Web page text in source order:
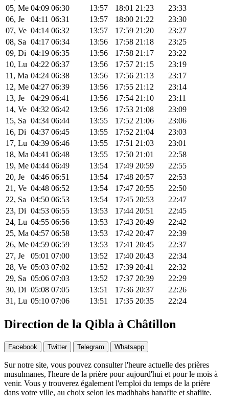
05, Me 04:09 06:30 13:57 18:01 21:23
23:33
06, Je
04:11 06:31 13:57 18:00 21:22
23:30
07, Ve 04:14 06:32 13:57 17:59 21:20
23:27
08, Sa 04:17 06:34 13:56 17:58 21:18
23:25
09, Di 04:19 06:35 13:56 17:58 21:17
23:22
10, Lu 04:22 06:37 13:56 17:57 21:15
23:19
11, Ma 04:24 06:38 13:56 17:56 21:13
23:17
12, Me 04:27 06:39 13:56 17:55 21:12
23:14
13, Je
04:29 06:41 13:56 17:54 21:10
23:11
14, Ve 04:32 06:42 13:56 17:53 21:08
23:09
15, Sa 04:34 06:44 13:55 17:52 21:06
23:06
16, Di 04:37 06:45 13:55 17:52 21:04
23:03
17, Lu 04:39 06:46 13:55 17:51 21:03
23:01
18, Ma 04:41 06:48 13:55 17:50 21:01
22:58
19, Me 04:44 06:49 13:54 17:49 20:59
22:55
20, Je
04:46 06:51 13:54 17:48 20:57
22:53
21, Ve 04:48 06:52 13:54 17:47 20:55
22:50
22, Sa 04:50 06:53 13:54 17:45 20:53
22:47
23, Di 04:53 06:55 13:53 17:44 20:51
22:45
24, Lu 04:55 06:56 13:53 17:43 20:49
22:42
25, Ma 04:57 06:58 13:53 17:42 20:47
22:39
26, Me 04:59 06:59 13:53 17:41 20:45
22:37
27, Je
05:01 07:00 13:52 17:40 20:43
22:34
28, Ve 05:03 07:02 13:52 17:39 20:41
22:32
29, Sa 05:06 07:03 13:52 17:37 20:39
22:29
30, Di 05:08 07:05 13:51 17:36 20:37
22:26
31, Lu 05:10 07:06 13:51 17:35 20:35 22:24
Direction de la Qibla à Châtillon
Facebook Twitter Telegram Whatsapp
Sur notre site, vous pouvez consulter l'heure actuelle des prières
musulmanes, l'heure de la prière pour aujourd'hui et pour le mois à
venir. Vous y trouverez également l'emploi du temps de la prière
dans votre ville, au choix selon les madhhabs hanafite et shafiite.